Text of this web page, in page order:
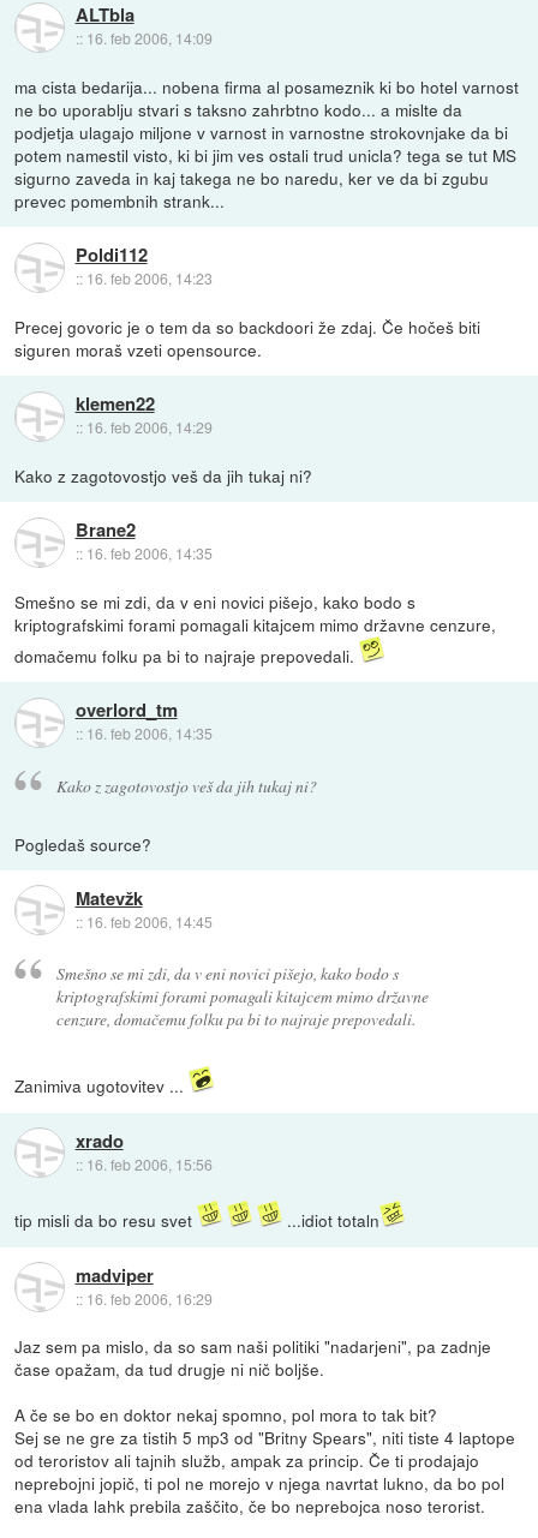
ALTbla
:: 16. feb 2006, 14:09
ma cista bedarija... nobena firma al posameznik ki bo hotel varnost
ne bo uporablju stvari s taksno zahrbtno kodo... a mislte da
podjetja ulagajo miljone v varnost in varnostne strokovnjake da bi
potem namestil visto, ki bi jim ves ostali trud unicla? tega se tut MS
sigurno zaveda in kaj takega ne bo naredu, ker ve da bi zgubu
prevec pomembnih strank...
Poldi112
:: 16. feb 2006, 14:23
Precej govoric je o tem da so backdoori že zdaj. Če hočeš biti
siguren moraš vzeti opensource.
klemen22
:: 16. feb 2006, 14:29
Kako z zagotovostjo veš da jih tukaj ni?
Brane2
:: 16. feb 2006, 14:35
Smešno se mi zdi, da v eni novici pišejo, kako bodo s
kriptografskimi forami pomagali kitajcem mimo državne cenzure,
domačemu folku pa bi to najraje prepovedali.
overlord_tm
:: 16. feb 2006, 14:35
Kako z zagotovostjo veš da jih tukaj ni?
Pogledaš source?
Matevžk
:: 16. feb 2006, 14:45
Smešno se mi zdi, da v eni novici pišejo, kako bodo s
kriptografskimi forami pomagali kitajcem mimo državne
cenzure, domačemu folku pa bi to najraje prepovedali.
Zanimiva ugotovitev ...
xrado
:: 16. feb 2006, 15:56
tip misli da bo resu svet ...idiot totaln
madviper
:: 16. feb 2006, 16:29
Jaz sem pa mislo, da so sam naši politiki "nadarjeni", pa zadnje
čase opažam, da tud drugje ni nič boljše.
A če se bo en doktor nekaj spomno, pol mora to tak bit?
Sej se ne gre za tistih 5 mp3 od "Britny Spears", niti tiste 4 laptope
od teroristov ali tajnih služb, ampak za princip. Če ti prodajajo
neprebojni jopič, ti pol ne morejo v njega navrtat lukno, da bo pol
ena vlada lahk prebila zaščito, če bo neprebojca noso terorist.